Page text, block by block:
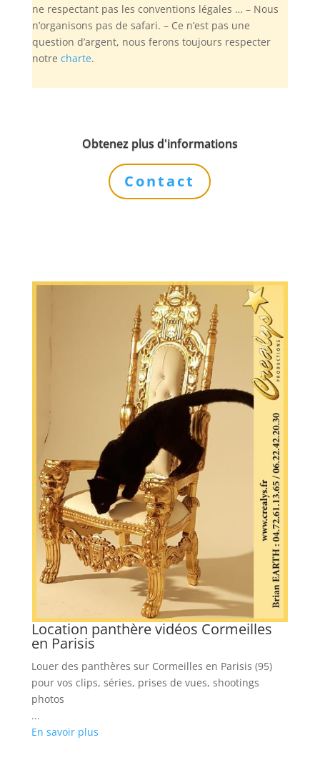
ne respectant pas les conventions légales … – Nous
n’organisons pas de safari. – Ce n’est pas une
question d’argent, nous ferons toujours respecter
notre charte.
Obtenez plus d'informations
Contact
Location panthère vidéos Cormeilles
en Parisis
Louer des panthères sur Cormeilles en Parisis (95)
pour vos clips, séries, prises de vues, shootings
photos
...
En savoir plus